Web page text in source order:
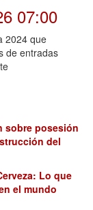
07:00
2024 que
de entradas
sobre posesión
del
Lo que
el mundo